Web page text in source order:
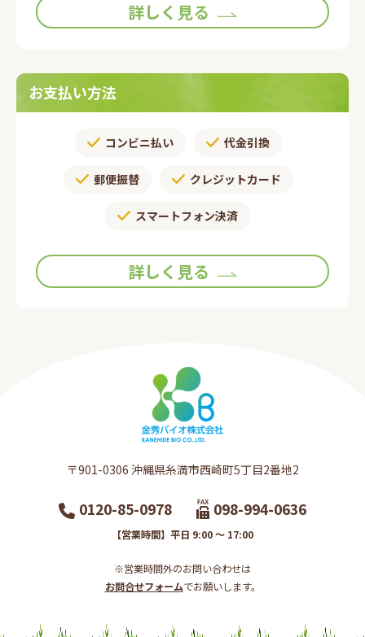
詳しく見る
お支払い方法
コンビニ払い 代金引換
郵便振替​ クレジットカード
スマートフォン決済
詳しく見る
〒901-0306​ 沖縄県糸満市西崎町5丁目2番地2​
0120-85-0978 098-994-0636
【営業時間】平日 9:00 ～ 17:00
※営業時間外のお問い合わせは
お問合せフォームでお願いします。​